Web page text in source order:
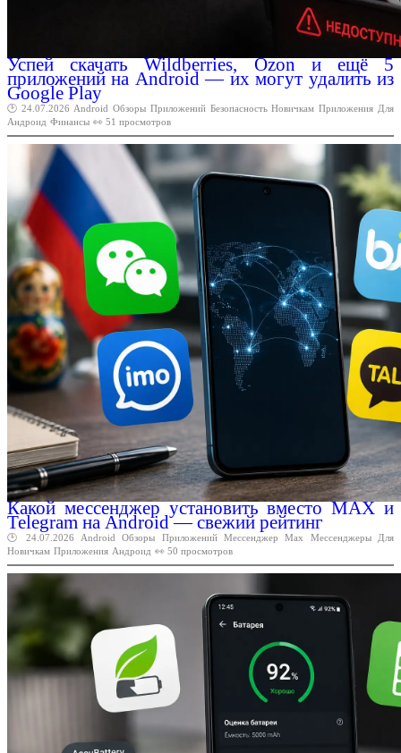
Успей скачать Wildberries, Ozon и ещё 5
приложений на Android — их могут удалить из
Google Play
🕑 24.07.2026 Android Обзоры Приложений Безопасность Новичкам Приложения Для
Андроид Финансы 👀 51 просмотров
Какой мессенджер установить вместо MAX и
Telegram на Android — свежий рейтинг
🕑 24.07.2026 Android Обзоры Приложений Мессенджер Max Мессенджеры
Для
Новичкам Приложения Андроид 👀 50 просмотров